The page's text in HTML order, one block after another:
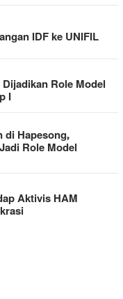
IDF ke UNIFIL
Role Model
I
di Hapesong,
Role Model
Aktivis HAM